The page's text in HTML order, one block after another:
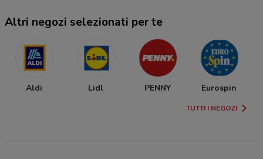
Altri negozi selezionati per te
Aldi Lidl PENNY Eurospin
TUTTI I NEGOZI